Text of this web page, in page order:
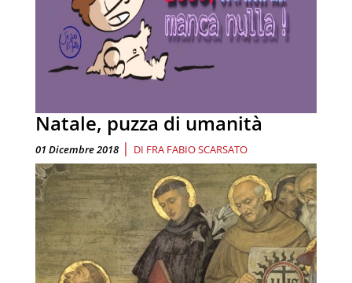
Natale, puzza di umanità
01 Dicembre 2018 | DI FRA FABIO SCARSATO